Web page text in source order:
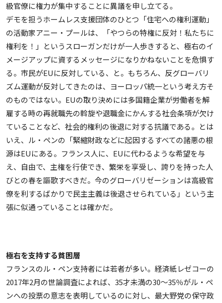
級官僚に権力が集中することに異議を申し立てる。
デモを担うホームレス支援団体のひとつ「住宅への権利運動」
の活動家アニー・プールは、「やつらの特権に反対！私たちに
権利を！」というスローガンだけが一人歩きすると、極右のイ
メージアップに資するメッセージになりかねないことを危惧す
る。市民がEUに反対している、と。もちろん、反グローバリ
ズム運動が反対してきたのは、ヨーロッパ統一という考え方そ
のものではない。EUの取り決めには多国籍企業が労働者を解
雇する時の再就職先の斡旋や退職金にかんする社会条項が欠け
ていることなど、社会的権利の後退に対する抗議である。とは
いえ、ル・ペンの「緊縮財政などに起因するすべての諸悪の根
源はEUにある。フランス人に、EUに代わるような希望を与
え、自由で、主権を行使でき、繁栄を享受し、誇りを持った人
びとの春を謳歌すべきだ。今のグローバリゼーションは高級官
僚を利するばかりで民主主義は後退させられている」という主
張に似通っていることは確かだ。
極右を支持する貧困層
フランスのル・ペン支持者には若者が多い。経済紙レゼコーの
2017年2月の世論調査によれば、35才未満の30～35％がル・ペ
ンへの投票の意志を表明しているのに対し、最大野党の保守政